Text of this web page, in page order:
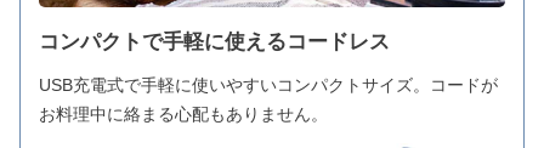
コンパクトで手軽に使えるコードレス
USB充電式で手軽に使いやすいコンパクトサイズ。コードが
お料理中に絡まる心配もありません。